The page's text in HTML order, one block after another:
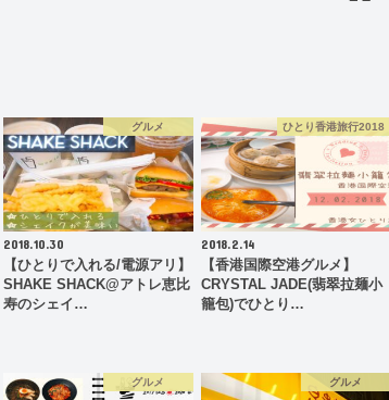
グルメ
2018.10.30
【ひとりで入れる/電源アリ】
SHAKE SHACK@アトレ恵比
寿のシェイ…
ひとり香港旅行2018
2018.2.14
【香港国際空港グルメ】
CRYSTAL JADE(翡翠拉麺小
籠包)でひとり…
グルメ グルメ